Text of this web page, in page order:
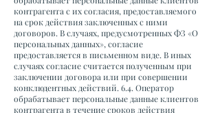
контрагента с их согласия, предоставляемого
на срок действия заключенных с ними
договоров. В случаях, предусмотренных ФЗ «О
персональных данных», согласие
предоставляется в письменном виде. В иных
случаях согласие считается полученным при
заключении договора или при совершении
конклюдентных действий. 6.4. Оператор
обрабатывает персональные данные клиентов
контрагента в течение сроков действия